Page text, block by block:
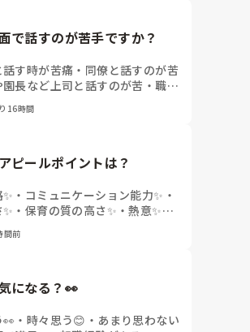
で話すのが苦手ですか？
す時が苦痛 ・ 同僚と話すのが苦
園長など上司と話すのが苦 ・職員
♡・その他(コメントで教えてく
16時間
ピールポイントは？
・ コミュニケーション能力✨ ・
・ 保育の質の高さ✨ ・熱意✨・
間前
になる？👀
・ 時々思う😊 ・ あまり思わない